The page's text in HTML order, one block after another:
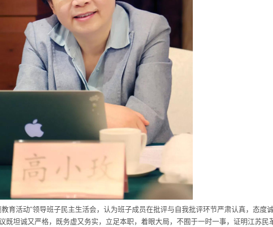
育活动”领导班子民主生活会，认为班子成员在批评与自我批评环节严肃认真，态度诚
既坦诚又严格，既务虚又务实，立足本职，着眼大局，不囿于一时一事，证明江苏民